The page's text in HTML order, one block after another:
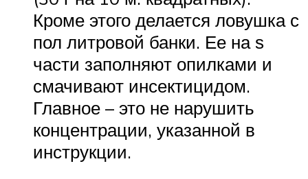
Кроме этого делается ловушка с
пол литровой банки. Ее на ѕ
части заполняют опилками и
смачивают инсектицидом.
Главное – это не нарушить
концентрации, указанной в
инструкции.